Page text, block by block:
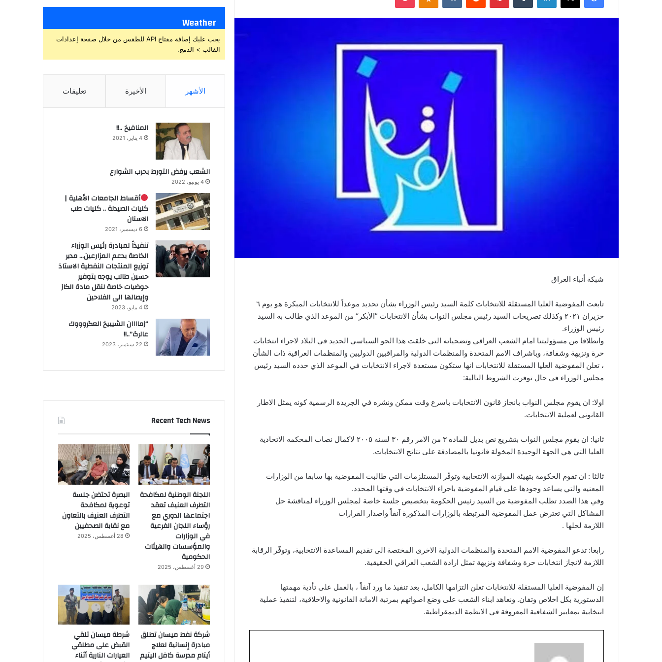
شبكة أنباء العراق
تابعت المفوضية العليا المستقلة للانتخابات كلمة السيد رئيس الوزراء بشأن تحديد موعداً للانتخابات المبكرة هو يوم ٦
حزيران ٢٠٢١ وكذلك تصريحات السيد رئيس مجلس النواب بشأن الانتخابات ”الأبكر“ من الموعد الذي طالب به السيد
رئيس الوزراء.
وانطلاقا من مسؤوليتنا امام الشعب العراقي وتضحياته التي خلقت هذا الجو السياسي الجديد في البلاد لاجراء انتخابات
حرة ونزيهة وشفافة، وباشراف الامم المتحدة والمنظمات الدولية والمراقبين الدوليين والمنظمات العراقية ذات الشأن
، تعلن المفوضية العليا المستقلة للانتخابات انها ستكون مستعدة لاجراء الانتخابات في الموعد الذي حدده السيد رئيس
مجلس الوزراء في حال توفرت الشروط التالية:
اولا: ان يقوم مجلس النواب بانجاز قانون الانتخابات باسرع وقت ممكن ونشره في الجريدة الرسمية كونه يمثل الاطار
القانوني لعملية الانتخابات.
ثانيا: ان يقوم مجلس النواب بتشريع نص بديل للماده ٣ من الامر رقم ٣٠ لسنه ٢٠٠٥ لاكمال نصاب المحكمه الاتحادية
العليا التي هي الجهة الوحيدة المخولة قانونيا بالمصادقة على نتائج الانتخابات.
ثالثا : ان تقوم الحكومة بتهيئة الموازنة الانتخابية وتوفّر المستلزمات التي طالبت المفوضية بها سابقا من الوزارات
المعنيه والتي يساعد وجودها على قيام المفوضية باجراء الانتخابات في وقتها المحدد.
وفي هذا الصدد تطلب المفوضية من السيد رئيس الحكومة بتخصيص جلسة خاصة لمجلس الوزراء لمناقشة حل
المشاكل التي تعترض عمل المفوضية المرتبطة بالوزارات المذكورة آنفاً واصدار القرارات
اللازمة لحلها .
رابعا: تدعو المفوضية الامم المتحدة والمنظمات الدولية الاخرى المختصة الى تقديم المساعدة الانتخابية، وتوفّر الرقابة
اللازمة لانجاز انتخابات حرة وشفافة ونزيهة تمثل ارادة الشعب العراقي الحقيقية.
إن المفوضية العليا المستقلة للانتخابات تعلن التزامها الكامل، بعد تنفيذ ما ورد آنفاً ، بالعمل على تأدية مهمتها
الدستورية بكل اخلاص وتفان. ونعاهد ابناء الشعب على وضع اصواتهم بمرتبة الامانة القانونية والاخلاقية، لتنفيذ عملية
انتخابية بمعايير الشفافية المعروفة في الانظمة الديمقراطية.
Weather
يجب عليك إضافة مفتاح API للطقس من خلال صفحة إعدادات
القالب > الدمج.
الأشهر الأخيرة تعليقات
المنافيخ ..!!
4 يناير، 2021
الشعب يرفض التورط بحرب الشوارع
4 يونيو، 2022
أقساط الجامعات الأهلية |
كليات الصيدلة .. كليات طب
الاسنان
6 ديسمبر، 2021
تنفيذاً لمبادرة رئيس الوزراء
الخاصة بدعم المزارعين… مدير
توزيع المنتجات النفطية الاستاذ
حسين طالب يوجه بتوفير
حوضيات خاصة لنقل مادة الكاز
وإيصالها الى الفلاحين
4 مايو، 2023
“زماااان الشيييخ العگروووك
عالرگ”..!!
22 سبتمبر، 2023
Recent Tech News
اللجنة الوطنية لمكافحة
التطرف العنيف تعقد
اجتماعها الدوري مع
رؤساء اللجان الفرعية
في الوزارات
والمؤسسات والهيئات
الحكومية
29 أغسطس، 2025
البصرة تحتضن جلسة
توعوية لمكافحة
التطرف العنيف بالتعاون
مع نقابة الصحفيين
28 أغسطس، 2025
شركة نفط ميسان تطلق
مبادرة إنسانية لعلاج
أيتام مدرسة كافل اليتيم
شرطة ميسان تلقي
القبض على مطلقي
العيارات النارية أثناء